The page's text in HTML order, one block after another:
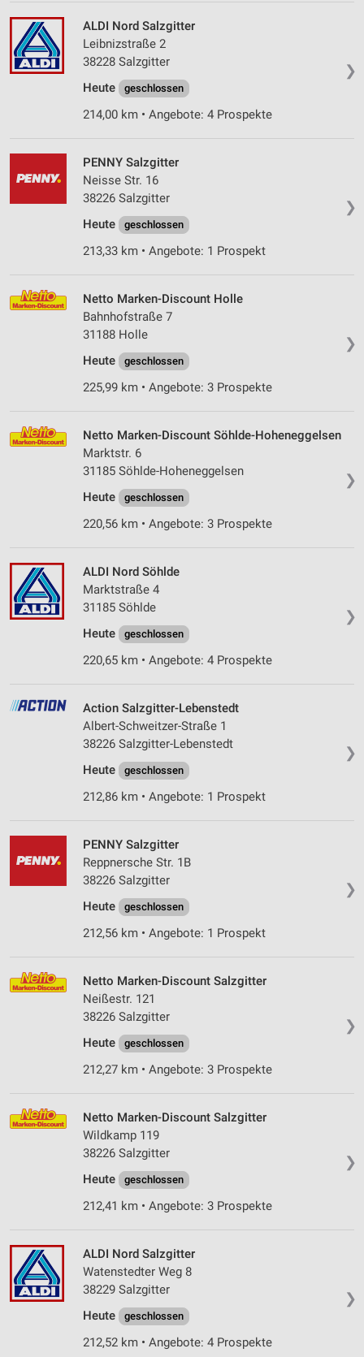
❯
ALDI Nord Salzgitter
Leibnizstraße 2
38228 Salzgitter
Heute
geschlossen
214,00 km • Angebote: 4 Prospekte
❯
PENNY Salzgitter
Neisse Str. 16
38226 Salzgitter
Heute
geschlossen
213,33 km • Angebote: 1 Prospekt
❯
Netto Marken-Discount Holle
Bahnhofstraße 7
31188 Holle
Heute
geschlossen
225,99 km • Angebote: 3 Prospekte
❯
Netto Marken-Discount Söhlde-Hoheneggelsen
Marktstr. 6
31185 Söhlde-Hoheneggelsen
Heute
geschlossen
220,56 km • Angebote: 3 Prospekte
❯
ALDI Nord Söhlde
Marktstraße 4
31185 Söhlde
Heute
geschlossen
220,65 km • Angebote: 4 Prospekte
❯
Action Salzgitter-Lebenstedt
Albert-Schweitzer-Straße 1
38226 Salzgitter-Lebenstedt
Heute
geschlossen
212,86 km • Angebote: 1 Prospekt
❯
PENNY Salzgitter
Reppnersche Str. 1B
38226 Salzgitter
Heute
geschlossen
212,56 km • Angebote: 1 Prospekt
❯
Netto Marken-Discount Salzgitter
Neißestr. 121
38226 Salzgitter
Heute
geschlossen
212,27 km • Angebote: 3 Prospekte
❯
Netto Marken-Discount Salzgitter
Wildkamp 119
38226 Salzgitter
Heute
geschlossen
212,41 km • Angebote: 3 Prospekte
❯
ALDI Nord Salzgitter
Watenstedter Weg 8
38229 Salzgitter
Heute
geschlossen
212,52 km • Angebote: 4 Prospekte